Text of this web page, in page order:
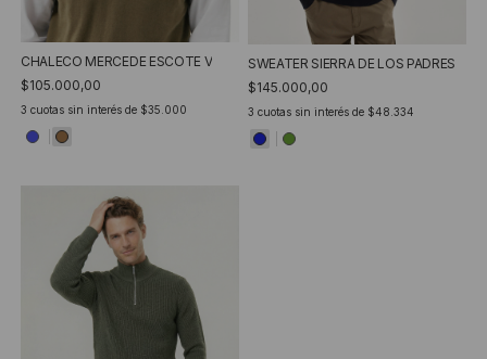
CHALECO MERCEDE ESCOTE V
$105.000,00
3 cuotas sin interés de $35.000
SWEATER SIERRA DE LOS PADRES
$145.000,00
3 cuotas sin interés de $48.334